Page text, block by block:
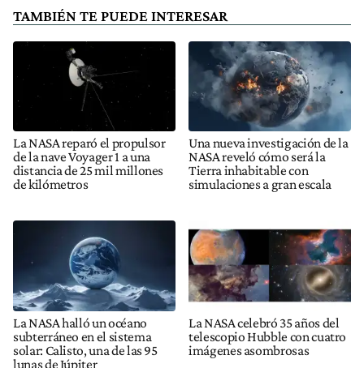
TAMBIÉN TE PUEDE INTERESAR
La NASA reparó el propulsor
de la nave Voyager 1 a una
distancia de 25 mil millones
de kilómetros
Una nueva investigación de la
NASA reveló cómo será la
Tierra inhabitable con
simulaciones a gran escala
La NASA halló un océano
subterráneo en el sistema
solar: Calisto, una de las 95
lunas de Júpiter
La NASA celebró 35 años del
telescopio Hubble con cuatro
imágenes asombrosas